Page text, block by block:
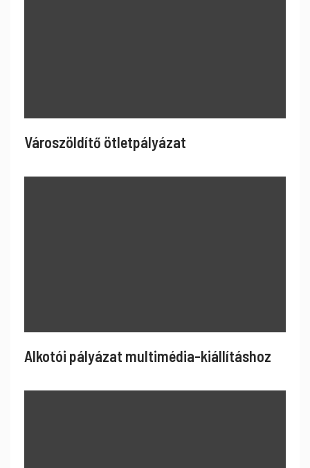
Városzöldítő ötletpályázat
Alkotói pályázat multimédia-kiállításhoz